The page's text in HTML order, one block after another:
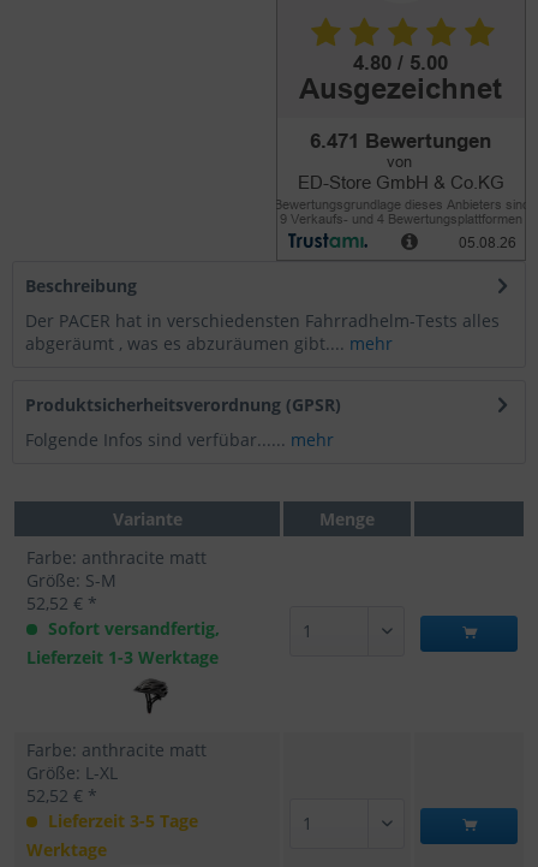
Beschreibung
Der PACER hat in verschiedensten Fahrradhelm-Tests alles
abgeräumt , was es abzuräumen gibt.... mehr
Produktsicherheitsverordnung (GPSR)
Folgende Infos sind verfübar...... mehr
Variante
Menge
Farbe: anthracite matt
Größe: S-M
52,52 € *
Sofort versandfertig,
Lieferzeit 1-3 Werktage
Farbe: anthracite matt
Größe: L-XL
52,52 € *
Lieferzeit 3-5 Tage
Werktage